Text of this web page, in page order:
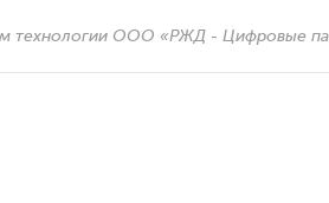
технологии ООО «РЖД - Цифровые